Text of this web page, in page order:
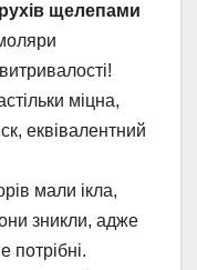
щелепами
міцна,
еквівалентний
мали ікла,
зникли, адже